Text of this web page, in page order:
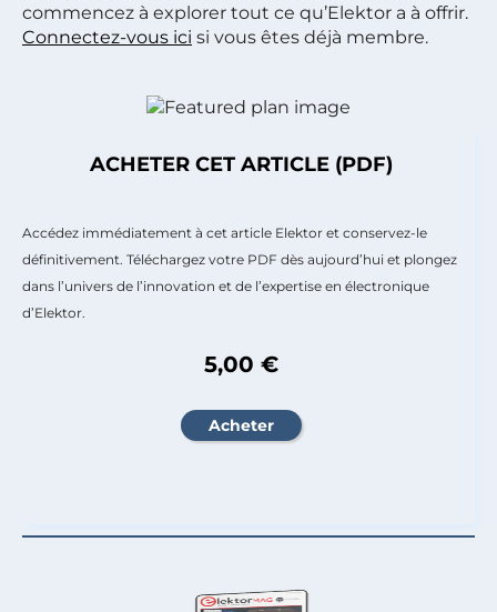
commencez à explorer tout ce qu’Elektor a à offrir.
Connectez-vous ici si vous êtes déjà membre.
ACHETER CET ARTICLE (PDF)
Accédez immédiatement à cet article Elektor et conservez-le
définitivement. Téléchargez votre PDF dès aujourd’hui et plongez
dans l’univers de l’innovation et de l’expertise en électronique
d’Elektor.
5,00 €